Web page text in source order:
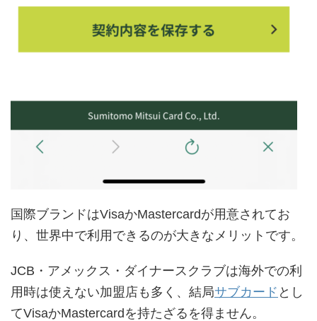
国際ブランドはVisaかMastercardが用意されてお
り、世界中で利用できるのが大きなメリットです。
JCB・アメックス・ダイナースクラブは海外での利
用時は使えない加盟店も多く、結局サブカード とし
てVisaかMastercardを持たざるを得ません。